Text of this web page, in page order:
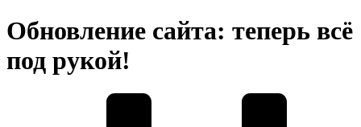
Обновление сайта: теперь всё
под рукой!